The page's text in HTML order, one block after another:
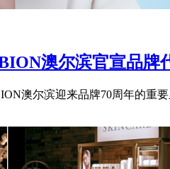
澳尔滨官宣品牌
澳尔滨迎来品牌70周年的重